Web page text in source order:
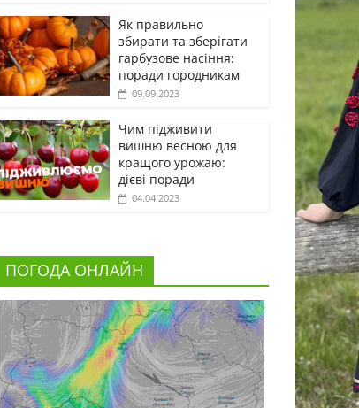
Як правильно
збирати та зберігати
гарбузове насіння:
поради городникам
09.09.2023
Чим підживити
вишню весною для
кращого урожаю:
дієві поради
04.04.2023
ПОГОДА ОНЛАЙН